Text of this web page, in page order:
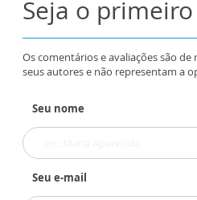
Seja o
Os comentários e avaliações são
seus autores e não representam a
Seu nome
Seu e-mail